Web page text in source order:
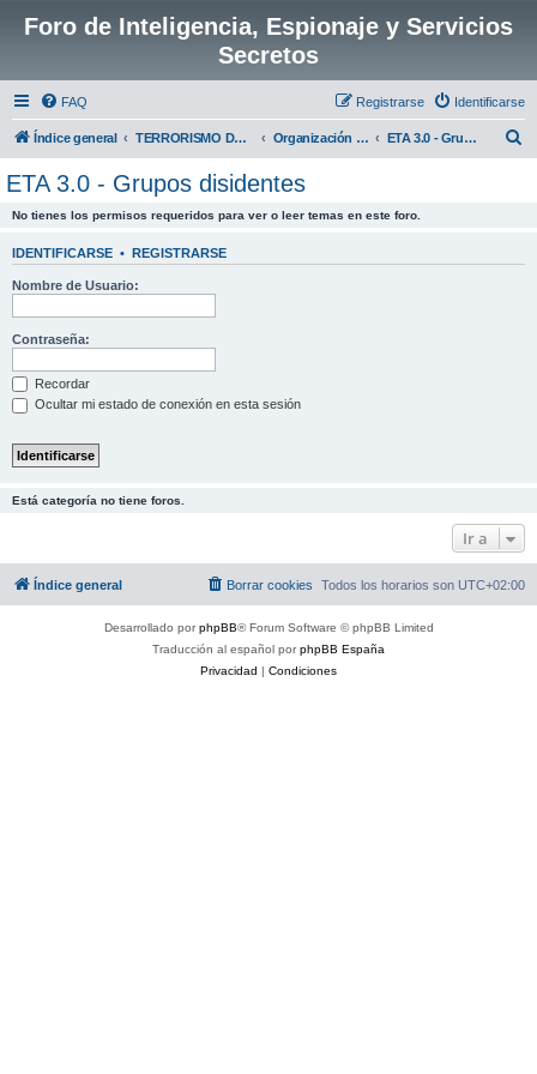
Foro de Inteligencia, Espionaje y Servicios
Secretos
FAQ Identificarse
Registrarse
Índice general TERRORISMO DE E.T.A Organización Terrorista ETA ETA 3.0 - Grupos disidentes
ETA 3.0 - Grupos disidentes
No tienes los permisos requeridos para ver o leer temas en este foro.
IDENTIFICARSE • REGISTRARSE
Nombre de Usuario:
Contraseña:
Recordar
Ocultar mi estado de conexión en esta sesión
Está categoría no tiene foros.
Ir a
Índice general Todos los horarios son UTC+02:00
Borrar cookies
Desarrollado porphpBB® Forum Software © phpBB Limited
Traducción al español porphpBB España
Privacidad | Condiciones